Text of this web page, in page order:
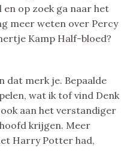
op zoek ga naar het
meer weten over Percy
Kamp Half-bloed?
dat merk je. Bepaalde
wat ik tof vind Denk
aan het verstandiger
krijgen. Meer
Harry Potter had,